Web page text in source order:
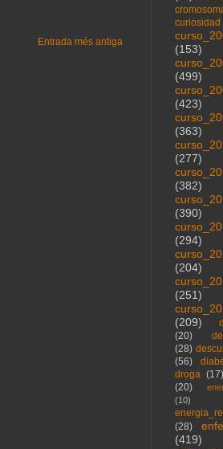
Entrada més antiga
curiosidad
(153)
(499)
(423)
(363)
(277)
(382)
(390)
(294)
(204)
(251)
(209)
(20)
(28)
(56)
droga (17)
(20)
(10)
(28)
(419)